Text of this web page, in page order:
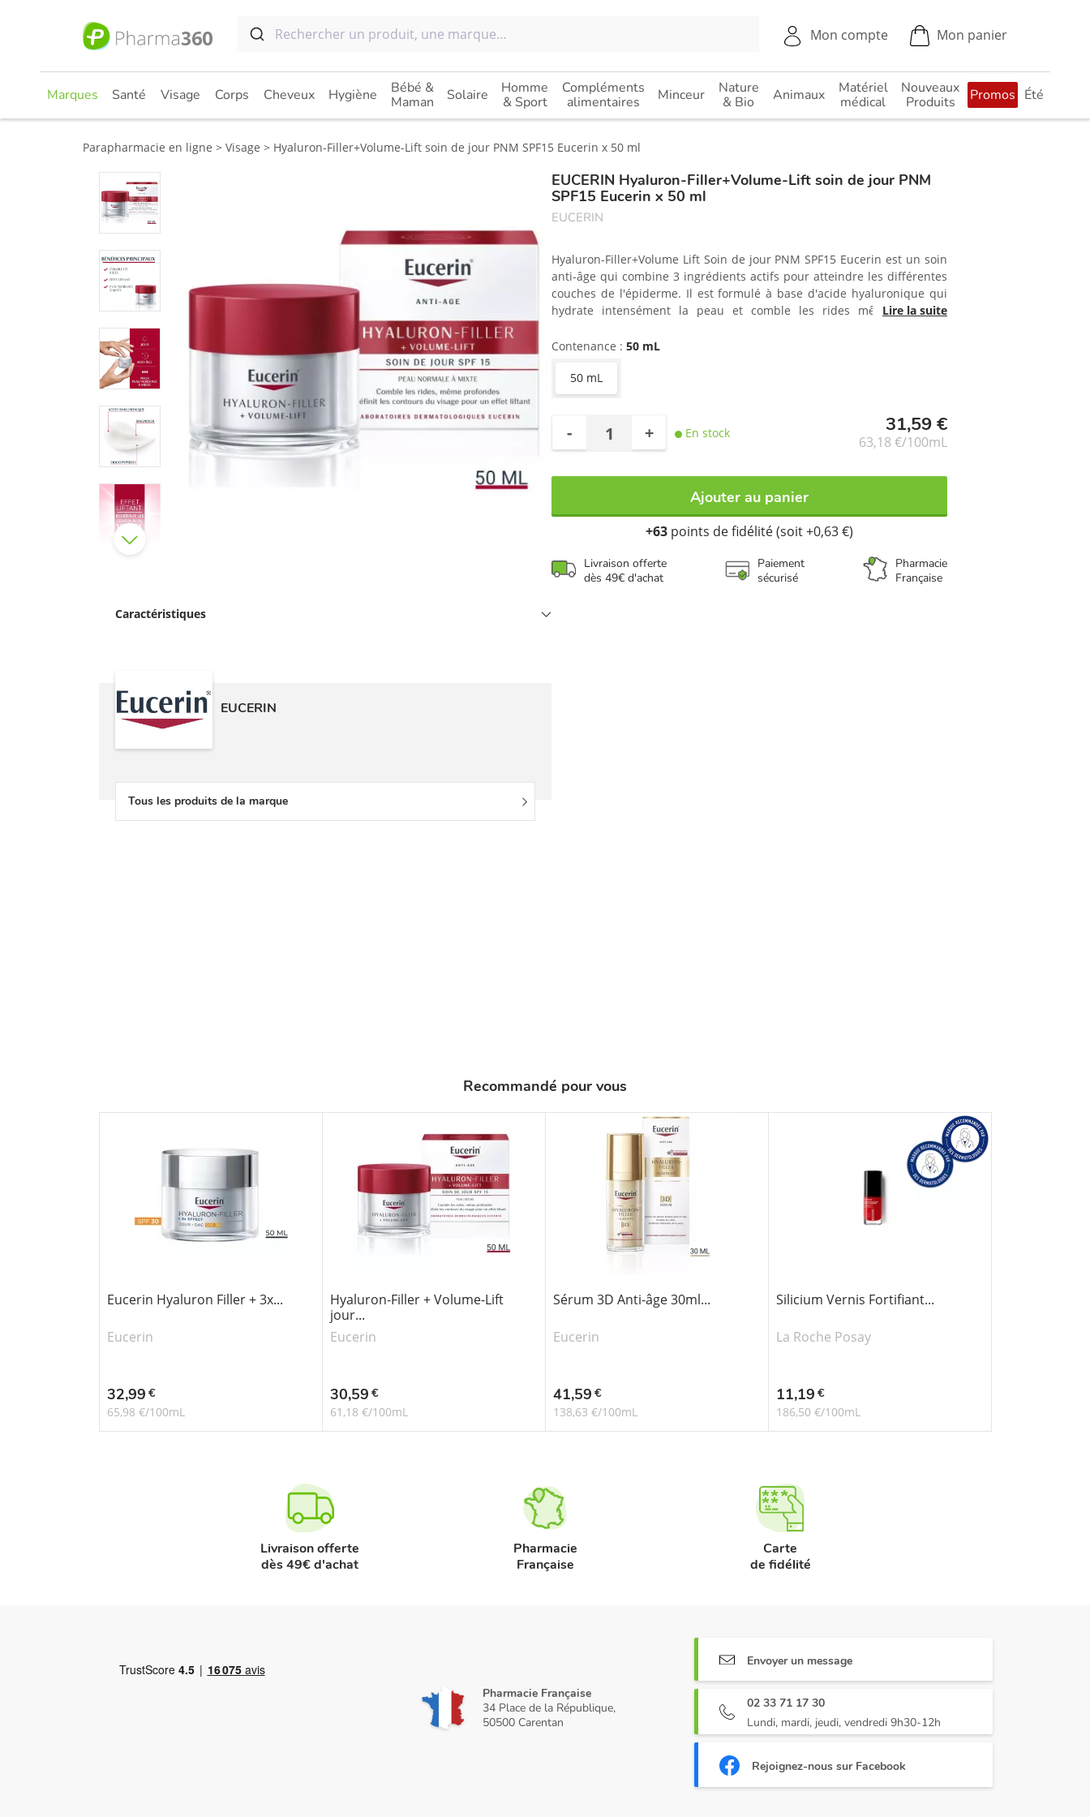
Mon compte Mon panier
Marques Santé Visage Corps Cheveux Hygiène
Bébé &
Maman
Solaire
Homme
& Sport
Compléments
alimentaires
Minceur
Nature
& Bio
Animaux
Matériel
médical
Nouveaux
Produits
Promos Été
Parapharmacie en ligne Visage Hyaluron-Filler+Volume-Lift soin de jour PNM SPF15 Eucerin x 50 ml
EUCERIN Hyaluron-Filler+Volume-Lift soin de jour PNM
SPF15 Eucerin x 50 ml
EUCERIN
Hyaluron-Filler+Volume Lift Soin de jour PNM SPF15 Eucerin est un soin
anti-âge qui combine 3 ingrédients actifs pour atteindre les différentes
couches de l'épiderme. Il est formulé à base d'acide hyaluronique qui
hydrate intensément la peau et comble les rides même les plus
cellules plus nombreuses et plus grandes et d'oligo-peptides qui
à la peau. Ce soin protège également des UVA et UVB et retarde les
effets du photovieillissement cutané.
Lire la suite
Contenance : 50 mL
50 mL
En stock
- + 31,59 €
63,18 €/100mL
Ajouter au panier
+63 points de fidélité (soit +0,63 €)
Livraison offerte
dès 49€ d'achat
Paiement
sécurisé
Pharmacie
Française
Caractéristiques
EUCERIN
Tous les produits de la marque
Recommandé pour vous
Eucerin Hyaluron Filler + 3x...
Eucerin
Prix
32,99 €
65,98 €/100mL
Hyaluron-Filler + Volume-Lift
jour...
Eucerin
Prix
30,59 €
61,18 €/100mL
Sérum 3D Anti-âge 30ml...
Eucerin
Prix
41,59 €
138,63 €/100mL
Silicium Vernis Fortifiant...
La Roche Posay
Prix
11,19 €
186,50 €/100mL
Livraison offerte
dès 49€ d'achat
Pharmacie
Française
Carte
de fidélité
Pharmacie Française
34 Place de la République,
50500 Carentan
Envoyer un message
02 33 71 17 30
Lundi, mardi, jeudi, vendredi 9h30-12h
Rejoignez-nous sur Facebook